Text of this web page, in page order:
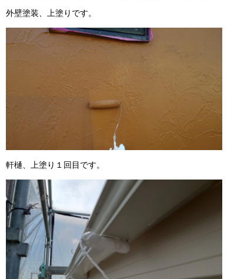
外壁塗装、上塗りです。
軒樋、上塗り１回目です。